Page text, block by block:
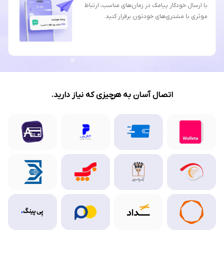
با ارسال خودکار پیامک در زمان‌های مناسب، ارتباط
موثری با مشتری‌های خودتون برقرار کنید.
اتصال آسان به هرچیزی که نیاز دارید.